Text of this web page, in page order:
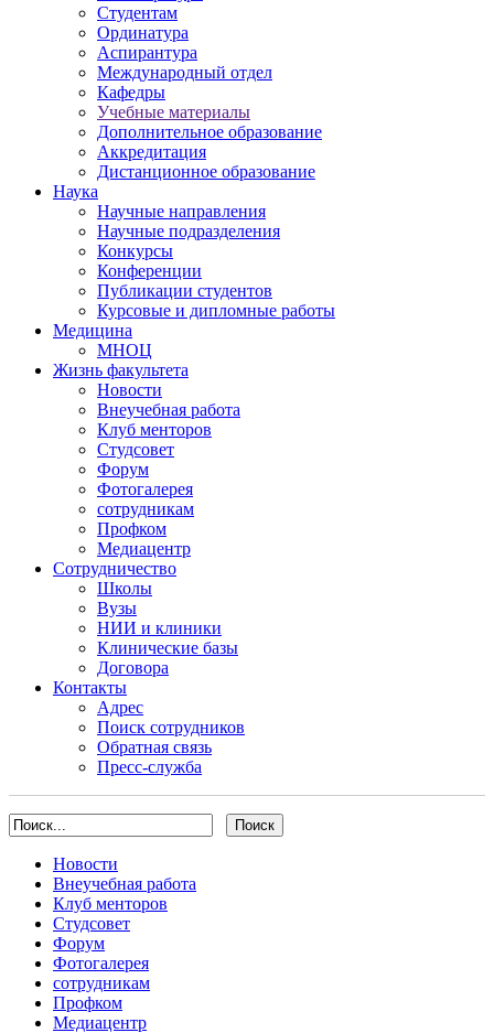
Студентам
Ординатура
Аспирантура
Международный отдел
Кафедры
Учебные материалы
Дополнительное образование
Аккредитация
Дистанционное образование
Наука
Научные направления
Научные подразделения
Конкурсы
Конференции
Публикации студентов
Курсовые и дипломные работы
Медицина
МНОЦ
Жизнь факультета
Новости
Внеучебная работа
Клуб менторов
Студсовет
Форум
Фотогалерея
сотрудникам
Профком
Медиацентр
Сотрудничество
Школы
Вузы
НИИ и клиники
Клинические базы
Договора
Контакты
Адрес
Поиск сотрудников
Обратная связь
Пресс-служба
Новости
Внеучебная работа
Клуб менторов
Студсовет
Форум
Фотогалерея
сотрудникам
Профком
Медиацентр